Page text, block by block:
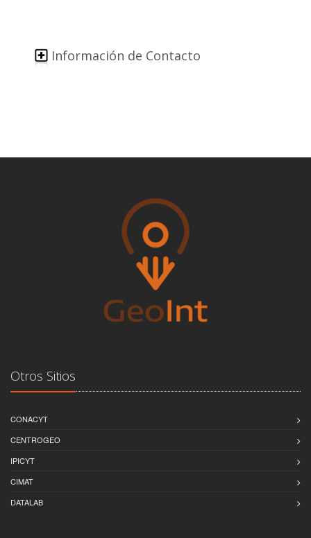
Información de Contacto
Otros Sitios
CONACYT
CENTROGEO
IPICYT
CIMAT
DATALAB